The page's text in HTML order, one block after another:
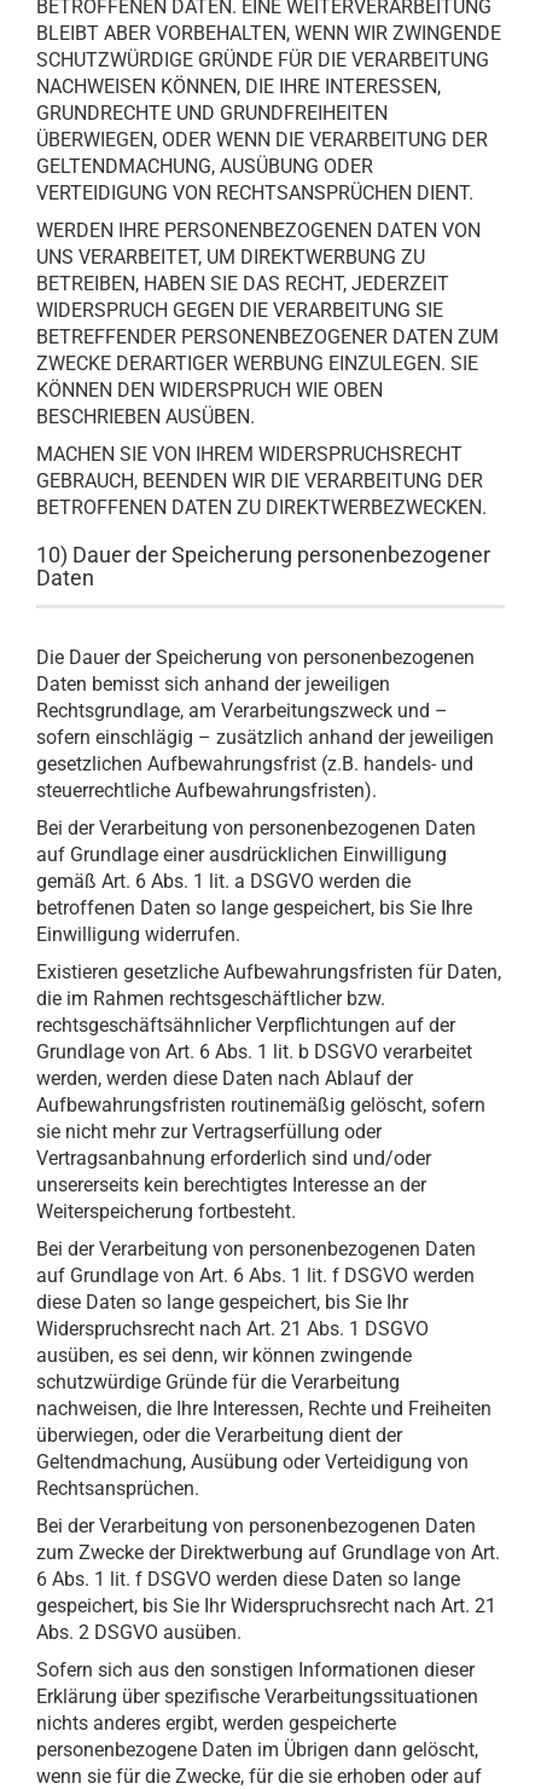
BETROFFENEN DATEN. EINE WEITERVERARBEITUNG
BLEIBT ABER VORBEHALTEN, WENN WIR ZWINGENDE
SCHUTZWÜRDIGE GRÜNDE FÜR DIE VERARBEITUNG
NACHWEISEN KÖNNEN, DIE IHRE INTERESSEN,
GRUNDRECHTE UND GRUNDFREIHEITEN
ÜBERWIEGEN, ODER WENN DIE VERARBEITUNG DER
GELTENDMACHUNG, AUSÜBUNG ODER
VERTEIDIGUNG VON RECHTSANSPRÜCHEN DIENT.
WERDEN IHRE PERSONENBEZOGENEN DATEN VON
UNS VERARBEITET, UM DIREKTWERBUNG ZU
BETREIBEN, HABEN SIE DAS RECHT, JEDERZEIT
WIDERSPRUCH GEGEN DIE VERARBEITUNG SIE
BETREFFENDER PERSONENBEZOGENER DATEN ZUM
ZWECKE DERARTIGER WERBUNG EINZULEGEN. SIE
KÖNNEN DEN WIDERSPRUCH WIE OBEN
BESCHRIEBEN AUSÜBEN.
MACHEN SIE VON IHREM WIDERSPRUCHSRECHT
GEBRAUCH, BEENDEN WIR DIE VERARBEITUNG DER
BETROFFENEN DATEN ZU DIREKTWERBEZWECKEN.
10) Dauer der Speicherung personenbezogener
Daten
Die Dauer der Speicherung von personenbezogenen
Daten bemisst sich anhand der jeweiligen
Rechtsgrundlage, am Verarbeitungszweck und –
sofern einschlägig – zusätzlich anhand der jeweiligen
gesetzlichen Aufbewahrungsfrist (z.B. handels- und
steuerrechtliche Aufbewahrungsfristen).
Bei der Verarbeitung von personenbezogenen Daten
auf Grundlage einer ausdrücklichen Einwilligung
gemäß Art. 6 Abs. 1 lit. a DSGVO werden die
betroffenen Daten so lange gespeichert, bis Sie Ihre
Einwilligung widerrufen.
Existieren gesetzliche Aufbewahrungsfristen für Daten,
die im Rahmen rechtsgeschäftlicher bzw.
rechtsgeschäftsähnlicher Verpflichtungen auf der
Grundlage von Art. 6 Abs. 1 lit. b DSGVO verarbeitet
werden, werden diese Daten nach Ablauf der
Aufbewahrungsfristen routinemäßig gelöscht, sofern
sie nicht mehr zur Vertragserfüllung oder
Vertragsanbahnung erforderlich sind und/oder
unsererseits kein berechtigtes Interesse an der
Weiterspeicherung fortbesteht.
Bei der Verarbeitung von personenbezogenen Daten
auf Grundlage von Art. 6 Abs. 1 lit. f DSGVO werden
diese Daten so lange gespeichert, bis Sie Ihr
Widerspruchsrecht nach Art. 21 Abs. 1 DSGVO
ausüben, es sei denn, wir können zwingende
schutzwürdige Gründe für die Verarbeitung
nachweisen, die Ihre Interessen, Rechte und Freiheiten
überwiegen, oder die Verarbeitung dient der
Geltendmachung, Ausübung oder Verteidigung von
Rechtsansprüchen.
Bei der Verarbeitung von personenbezogenen Daten
zum Zwecke der Direktwerbung auf Grundlage von Art.
6 Abs. 1 lit. f DSGVO werden diese Daten so lange
gespeichert, bis Sie Ihr Widerspruchsrecht nach Art. 21
Abs. 2 DSGVO ausüben.
Sofern sich aus den sonstigen Informationen dieser
Erklärung über spezifische Verarbeitungssituationen
nichts anderes ergibt, werden gespeicherte
personenbezogene Daten im Übrigen dann gelöscht,
wenn sie für die Zwecke, für die sie erhoben oder auf